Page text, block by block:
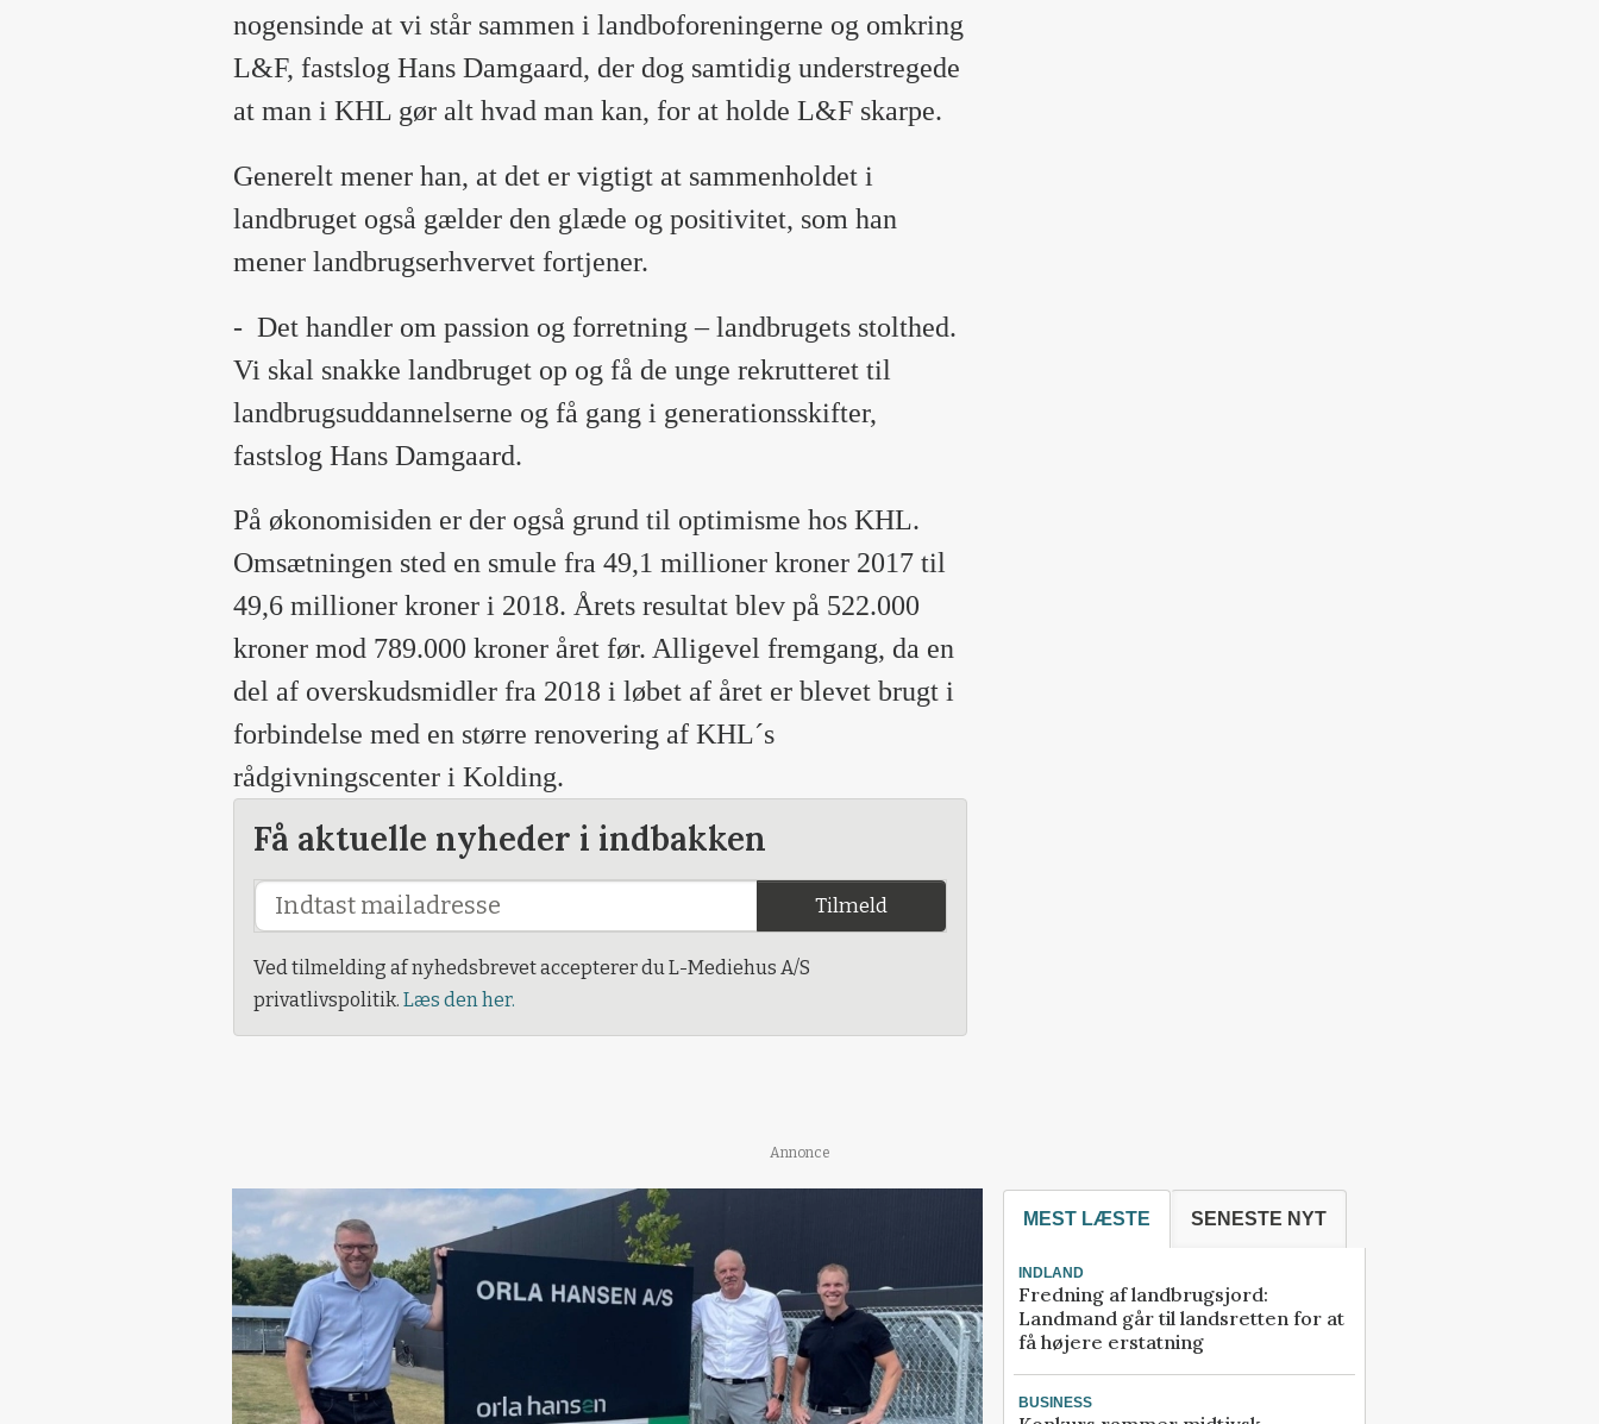
nogensinde at vi står sammen i landboforeningerne og omkring
L&F, fastslog Hans Damgaard, der dog samtidig understregede
at man i KHL gør alt hvad man kan, for at holde L&F skarpe.
Generelt mener han, at det er vigtigt at sammenholdet i
landbruget også gælder den glæde og positivitet, som han
mener landbrugserhvervet fortjener.
- Det handler om passion og forretning – landbrugets stolthed.
Vi skal snakke landbruget op og få de unge rekrutteret til
landbrugsuddannelserne og få gang i generationsskifter,
fastslog Hans Damgaard.
På økonomisiden er der også grund til optimisme hos KHL.
Omsætningen sted en smule fra 49,1 millioner kroner 2017 til
49,6 millioner kroner i 2018. Årets resultat blev på 522.000
kroner mod 789.000 kroner året før. Alligevel fremgang, da en
del af overskudsmidler fra 2018 i løbet af året er blevet brugt i
forbindelse med en større renovering af KHL´s
rådgivningscenter i Kolding.
Få aktuelle nyheder i indbakken
Tilmeld
Ved tilmelding af nyhedsbrevet accepterer du L-Mediehus A/S
privatlivspolitik. Læs den her.
Annonce
MEST LÆSTE SENESTE NYT
INDLAND
Fredning af landbrugsjord:
Landmand går til landsretten for at
få højere erstatning
BUSINESS